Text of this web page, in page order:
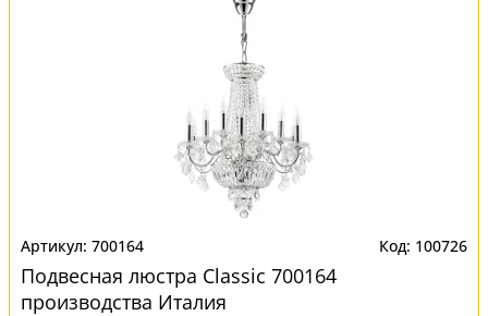
700164 100726
Подвесная люстра Classic 700164
производства Италия